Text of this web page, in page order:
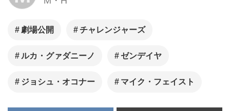
劇場公開 チャレンジャーズ
ルカ・グァダニーノ ゼンデイヤ
ジョシュ・オコナー マイク・フェイスト